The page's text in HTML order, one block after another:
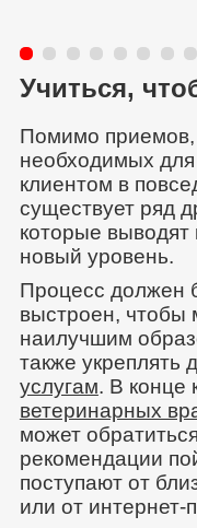
Учиться,
Помимо приемов,
необходимых
клиентом в
существует ряд
которые выводят
новый уровень.
Процесс должен
выстроен, чтобы
наилучшим
также укреплять
услугам. В конце
ветеринарных
может
рекомендации
поступают от
или от интернет-